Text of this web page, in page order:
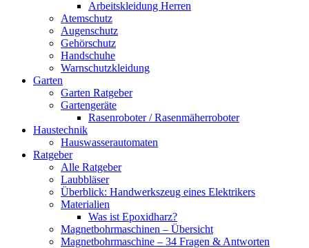
Arbeitskleidung Herren
Atemschutz
Augenschutz
Gehörschutz
Handschuhe
Warnschutzkleidung
Garten
Garten Ratgeber
Gartengeräte
Rasenroboter / Rasenmäherroboter
Haustechnik
Hauswasserautomaten
Ratgeber
Alle Ratgeber
Laubbläser
Überblick: Handwerkszeug eines Elektrikers
Materialien
Was ist Epoxidharz?
Magnetbohrmaschinen – Übersicht
Magnetbohrmaschine – 34 Fragen & Antworten